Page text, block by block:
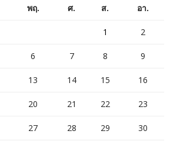
พฤ. ศ. ส. อา.
1 2
6 7 8 9
13 14 15 16
20 21 22 23
27 28 29 30